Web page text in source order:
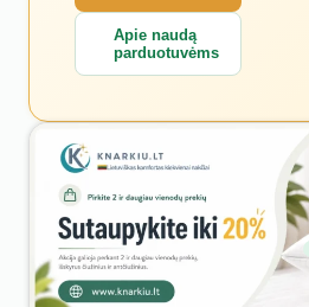
Apie naudą
parduotuvėms